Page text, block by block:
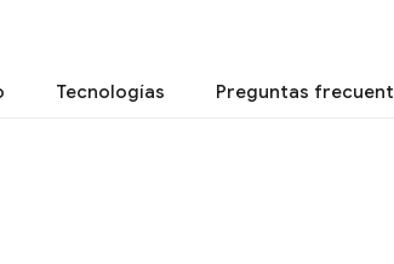
Tecnologías Preguntas